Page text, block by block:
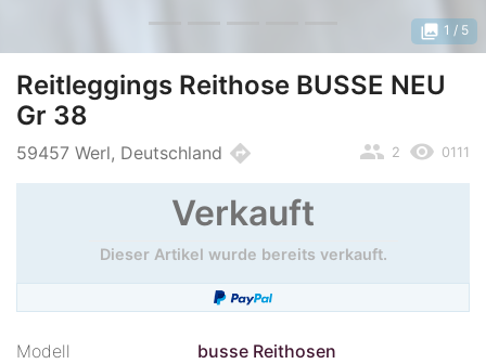
photo_library 1 / 5
Reitleggings Reithose BUSSE NEU
Gr 38
59457 Werl, Deutschland directions remove_red_eye 0111
people 2
Verkauft
Dieser Artikel wurde bereits verkauft.
Modell
busse Reithosen